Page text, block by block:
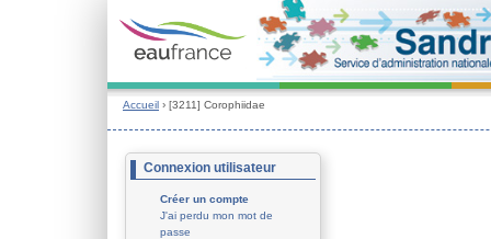
Accueil › [3211] Corophiidae
Connexion utilisateur
Créer un compte
J'ai perdu mon mot de
passe